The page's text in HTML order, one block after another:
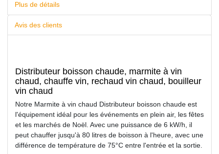
Plus de détails
Avis des clients
Distributeur boisson chaude, marmite à vin
chaud, chauffe vin, rechaud vin chaud, bouilleur
vin chaud
Notre Marmite à vin chaud Distributeur boisson chaude est
l'équipement idéal pour les événements en plein air, les fêtes
et les marchés de Noël. Avec une puissance de 6 kW/h, il
peut chauffer jusqu'à 80 litres de boisson à l'heure, avec une
différence de température de 75°C entre l'entrée et la sortie.